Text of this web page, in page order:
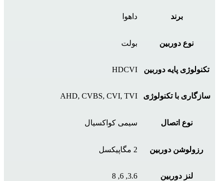
برند داهوا
نوع دوربین بولت
تکنولوژی پایه دوربین HDCVI
سازگاری با تکنولوژی AHD, CVBS, CVI, TVI
نوع اتصال سیمی کواکسیال
رزولوشن دوربین 2 مگاپیکسل
لنز دوربین 3.6, 6, 8